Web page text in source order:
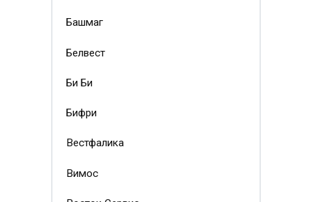
Башмаг
Белвест
Би Би
Бифри
Вестфалика
Вимос